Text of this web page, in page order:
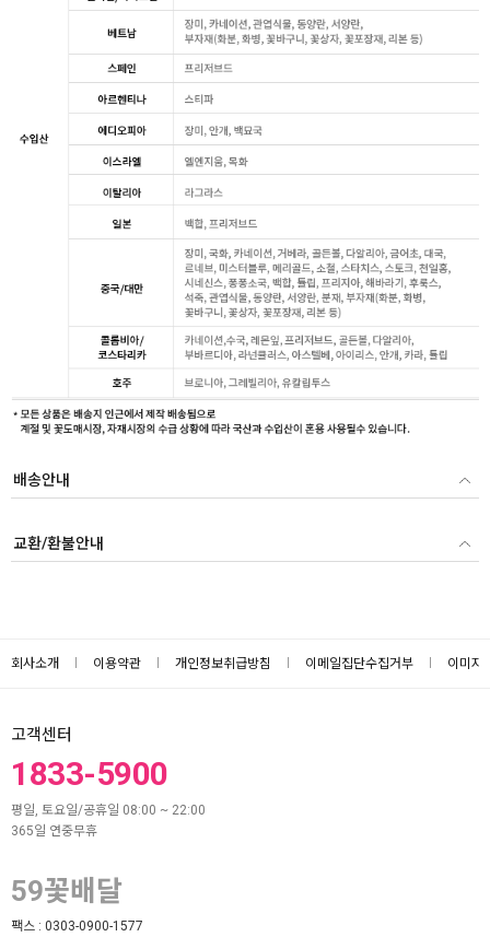
배송안내
교환/환불안내
회사소개 이용약관 개인정보취급방침 이메일집단수집거부 이미지
고객센터
1833-5900
평일, 토요일/공휴일 08:00 ~ 22:00
365일 연중무휴
59꽃배달
팩스 : 0303-0900-1577